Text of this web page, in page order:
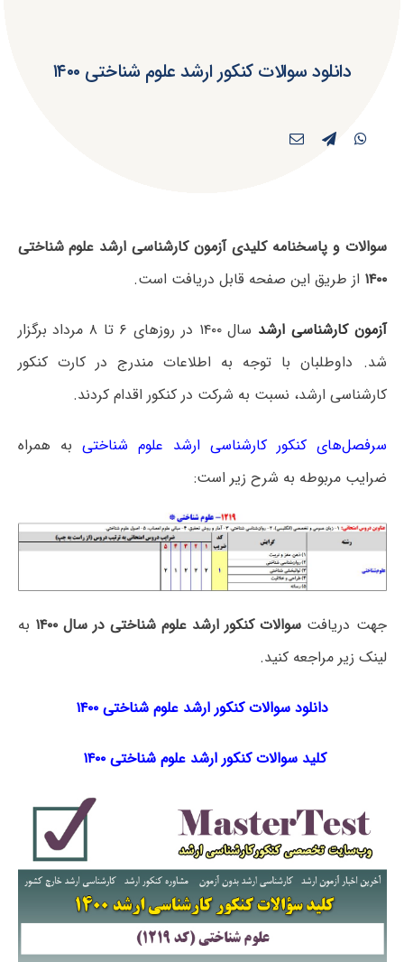
دانلود سوالات کنکور ارشد علوم شناختی ۱۴۰۰
سوالات و پاسخنامه کلیدی آزمون کارشناسی ارشد علوم شناختی
۱۴۰۰ از طریق این صفحه قابل دریافت است.
آزمون کارشناسی ارشد
سال ۱۴۰۰ در روزهای ۶ تا ۸ مرداد برگزار
شد. داوطلبان با توجه به اطلاعات مندرج در کارت کنکور
کارشناسی ارشد، نسبت به شرکت در کنکور اقدام کردند.
سرفصل‌های کنکور کارشناسی ارشد علوم شناختی به همراه
ضرایب مربوطه به شرح زیر است:
جهت دریافت سوالات کنکور ارشد علوم شناختی در سال ۱۴۰۰
به
لینک زیر مراجعه کنید.
دانلود سوالات کنکور ارشد علوم شناختی ۱۴۰۰
کلید سوالات کنکور ارشد علوم شناختی ۱۴۰۰